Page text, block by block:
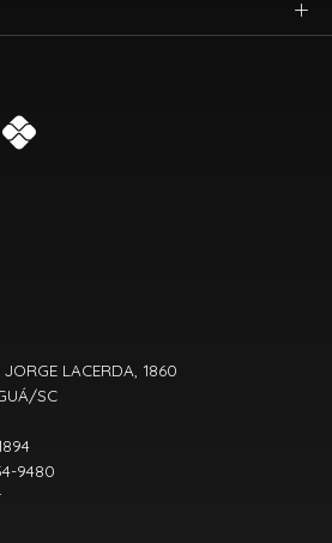
LACERDA, 1860
SC
9480